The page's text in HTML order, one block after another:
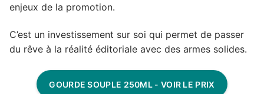
enjeux de la promotion.
C’est un investissement sur soi qui permet de passer
du rêve à la réalité éditoriale avec des armes solides.
GOURDE SOUPLE 250ML - VOIR LE PRIX